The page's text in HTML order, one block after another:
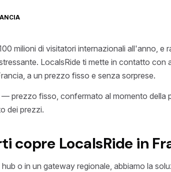
milioni di visitatori internazionali all'anno,
LocalsRide ti mette in contatto
a un prezzo fisso e senza sorprese.
— prezzo fisso, confermato al momento della
dei prezzi.
copre LocalsRide in
o in un gateway regionale, abbiamo la